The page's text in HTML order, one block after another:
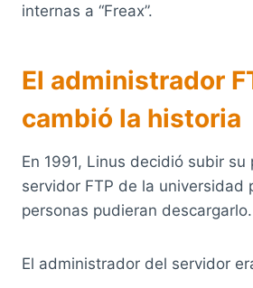
internas a “Freax”.
El administrador
cambió la historia
En 1991, Linus decidió subir su
servidor FTP de la universidad
personas pudieran descargarlo.
El administrador del servidor